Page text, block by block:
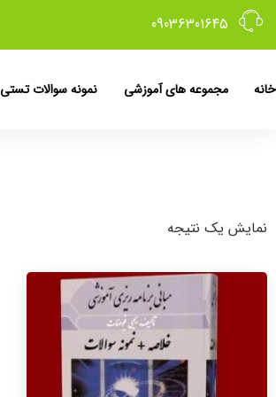
09036301645
خانه مجموعه های آموزشی نمونه سوالات تستی
نمایش یک نتیجه